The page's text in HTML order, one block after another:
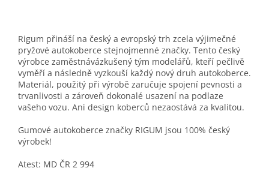
Rigum přináší na český a evropský trh zcela výjimečné
pryžové autokoberce stejnojmenné značky. Tento český
výrobce zaměstnávázkušený tým modelářů, kteří pečlivě
vyměří a následně vyzkouší každý nový druh autokoberce.
Materiál, použitý při výrobě zaručuje spojení pevnosti a
trvanlivosti a zároveň dokonalé usazení na podlaze
vašeho vozu. Ani design koberců nezaostává za kvalitou.
Gumové autokoberce značky RIGUM jsou 100% český
výrobek!
Atest: MD ČR 2 994